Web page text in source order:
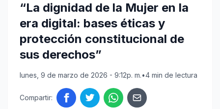
“La dignidad de la Mujer en la
era digital: bases éticas y
protección constitucional de
sus derechos”
lunes, 9 de marzo de 2026 - 9:12p. m.•4 min de lectura
Compartir: